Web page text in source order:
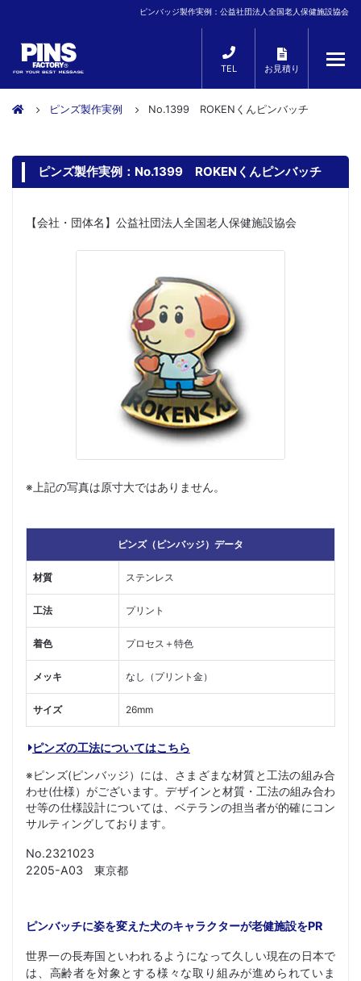
ピンバッジ製作実例：公益社団法人全国老人保健施設協会
TEL お見積り
ピンズ製作実例 No.1399 ROKENくんピンバッチ
ピンズ製作実例：No.1399 ROKENくんピンバッチ
【会社・団体名】公益社団法人全国老人保健施設協会
※上記の写真は原寸大ではありません。
ピンズ（ピンバッジ）データ
材質 ステンレス
工法 プリント
着色 プロセス＋特色
メッキ なし（プリント金）
サイズ 26mm
ピンズの工法についてはこちら
※ピンズ(ピンバッジ）には、さまざまな材質と工法の組み合
わせ(仕様）がございます。デザインと材質・工法の組み合わ
せ等の仕様設計については、ベテランの担当者が的確にコン
サルティングしております。
No.2321023
2205-A03 東京都
ピンバッチに姿を変えた犬のキャラクターが老健施設をPR
世界一の長寿国といわれるようになって久しい現在の日本で
は、高齢者を対象とする様々な取り組みが進められていま